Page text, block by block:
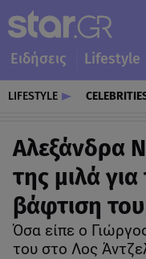
Ειδήσεις Lifestyle
LIFESTYLE
Αλεξάνδρα
της μιλά
βάφτιση
Όσα είπε ο
του στο Λος